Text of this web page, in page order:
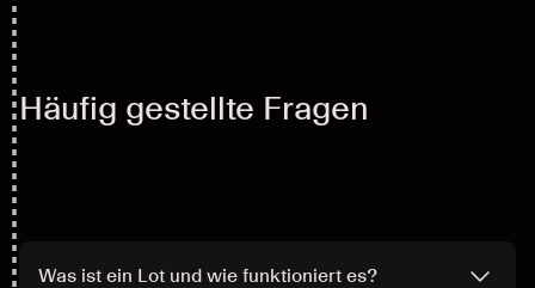
Häufig gestellte Fragen
Was ist ein Lot und wie funktioniert es?